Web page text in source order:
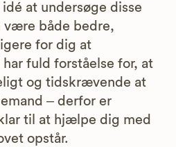
at undersøge disse
være både bedre,
for dig at
fuld forståelse for, at
og tidskrævende at
– derfor er
til at hjælpe dig med
opstår.